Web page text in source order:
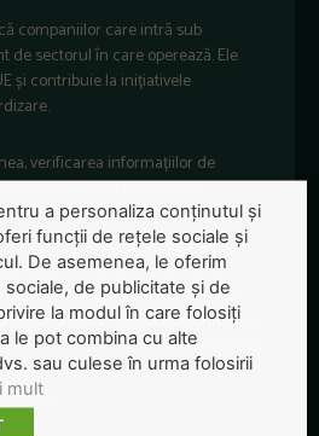
companiilor care intră sub
de sectorul în care operează. Ele
și contribuie la inițiativele
verificarea informațiilor de
companii și va prevedea o
legate de sustenabilitate.
pentru Servicii Financiare,
Piețelor de Capital, Mairead
statelor membre referitoare la
luate de Comisia Europeană
proporțională a cadrului de
a personaliza conținutul și
funcții de rețele sociale și
De asemenea, le oferim
de publicitate și de
la modul în care folosiți
le pot combina cu alte
sau culese în urma folosirii
mult